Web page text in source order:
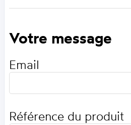
Votre message
Email
Référence du produit